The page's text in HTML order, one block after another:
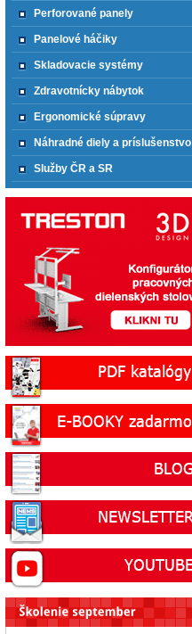
Perforované panely
Panelové háčiky
Skladovacie systémy
Zdravotnícky nábytok
Ergonomické súpravy
Náhradné diely a príslušenstvo
Služby ČR a SR